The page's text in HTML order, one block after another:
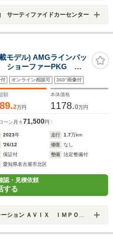
サーティファイドカーセンター
モデル) AMGラインパッ
ショーファーPKG 純
オンアンドオフロー
型 パノラマSR E-アク
革 ナビ・TV・全周
オンライン相談可 360°画像付
額
2万円
本体価格
1178.0万円
ーン 月々71,500円
2023年 走行 1.7万km
'26/12 修復
なし
保証付 整備
法定整備付
愛知県名古屋市北区
認・見積依頼
する
ＡＶＩＸ ＩＭＰＯＲＴ 名古屋北店